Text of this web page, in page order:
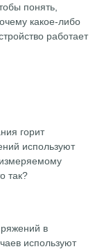
понять,
какое-либо
работает
горит
используют
так?
в
используют